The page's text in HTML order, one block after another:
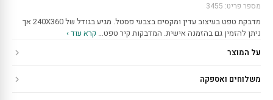
מספר פריט: 3455
מדבקת טפט בעיצוב עדין ומקסים בצבעי פסטל. מגיע בגודל של 240X360 אך
ניתן להזמין גם בהזמנה אישית. המדבקות קיר טפט… קרא עוד ›
על המוצר
משלוחים ואספקה